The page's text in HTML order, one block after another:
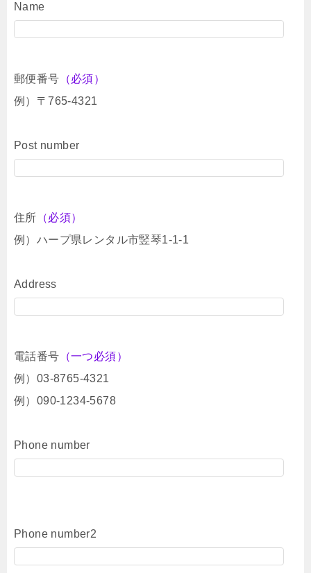
Name
郵便番号 （必須）
例）〒765-4321
Post number
住所 （必須）
例）ハープ県レンタル市竪琴1-1-1
Address
電話番号 （一つ必須）
例）03-8765-4321
例）090-1234-5678
Phone number
Phone number2